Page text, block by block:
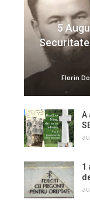
5
Florin
A
1